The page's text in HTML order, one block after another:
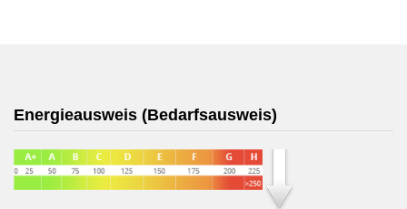
Energieausweis (Bedarfsausweis)